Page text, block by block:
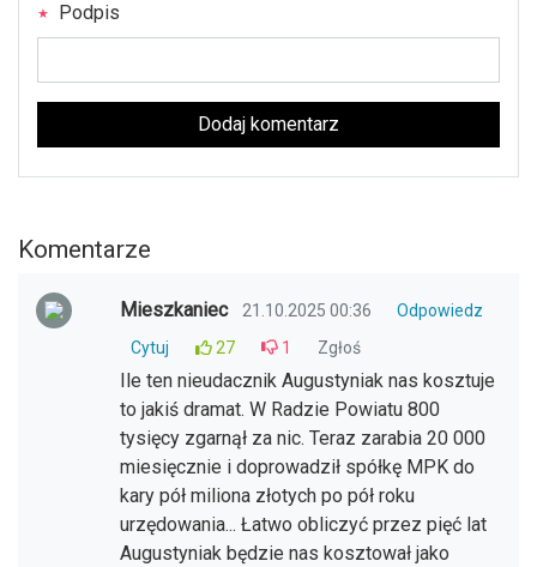
Podpis
Dodaj komentarz
Komentarze
Mieszkaniec 21.10.2025 00:36
Odpowiedz
Cytuj
27 1 Zgłoś
Ile ten nieudacznik Augustyniak nas kosztuje
to jakiś dramat. W Radzie Powiatu 800
tysięcy zgarnął za nic. Teraz zarabia 20 000
miesięcznie i doprowadził spółkę MPK do
kary pół miliona złotych po pół roku
urzędowania... Łatwo obliczyć przez pięć lat
Augustyniak będzie nas kosztował jako